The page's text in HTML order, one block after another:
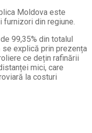
Moldova este
din regiune.
99,35% din totalul
explică prin prezența
ce dețin rafinării
mici, care
la costuri